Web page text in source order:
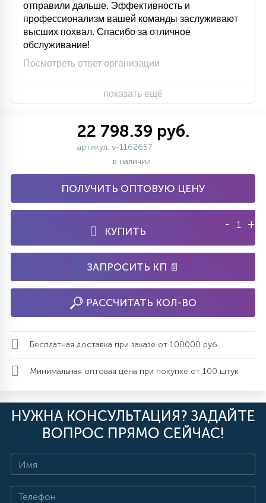
отправили дальше. Эффективность и
профессионализм вашей команды заслуживают
высших похвал. Спасибо за отличное
обслуживание!
Посмотреть ответ организации
показать ещё
22 798.39 руб.
артикул: v-1162657
в наличии
ПОЛУЧИТЬ ОПТОВУЮ ЦЕНУ
КУПИТЬ
- +
ЗАПРОСИТЬ КП 📄
РАССЧИТАТЬ КОЛ-ВО
Бесплатная доставка при заказе от 100000 руб.
Минимальная оптовая цена при покупке от 100 штук
НУЖНА КОНСУЛЬТАЦИЯ? ЗАДАЙТЕ
ВОПРОС ПРЯМО СЕЙЧАС!